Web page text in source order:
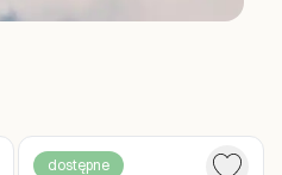
dostępne